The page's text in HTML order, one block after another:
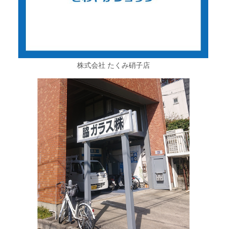
株式会社 たくみ硝子店